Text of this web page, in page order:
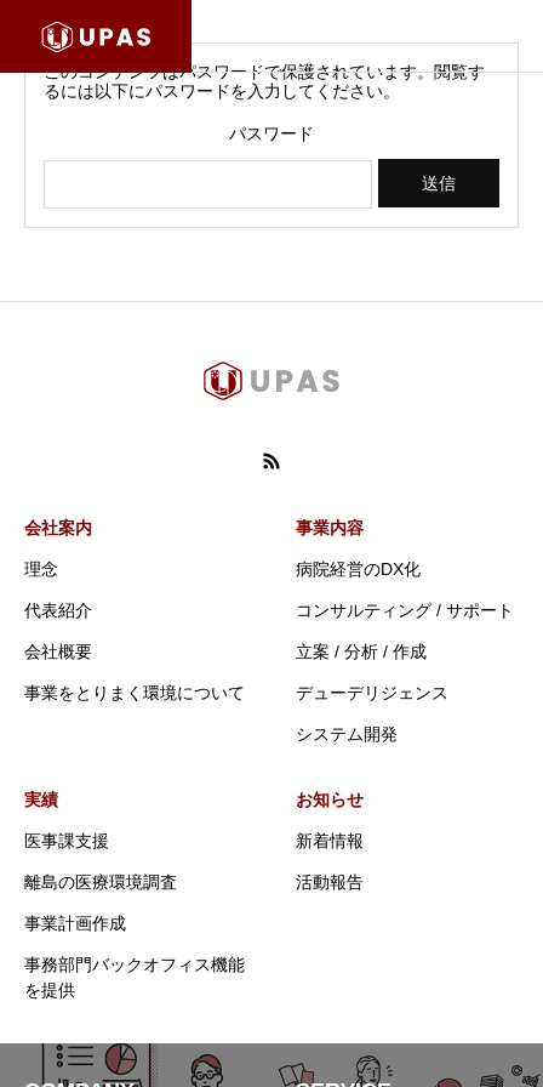
このコンテンツはパスワードで保護されています。閲覧す
るには以下にパスワードを入力してください。
パスワード
会社案内
理念
代表紹介
会社概要
事業をとりまく環境について
事業内容
病院経営のDX化
コンサルティング / サポート
立案 / 分析 / 作成
デューデリジェンス
システム開発
実績
医事課支援
離島の医療環境調査
事業計画作成
事務部門バックオフィス機能
を提供
お知らせ
新着情報
活動報告